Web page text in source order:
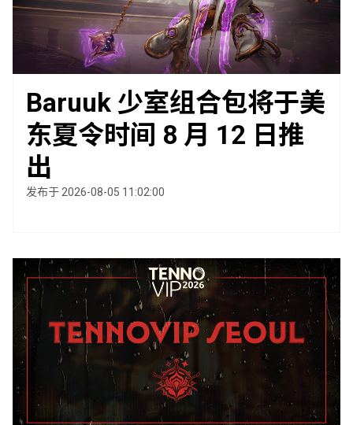
Baruuk 少室组合包将于美
东夏令时间 8 月 12 日推
出
发布于 2026-08-05 11:02:00